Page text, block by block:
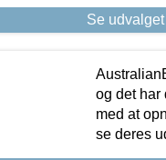
Se
og det
med at
se deres